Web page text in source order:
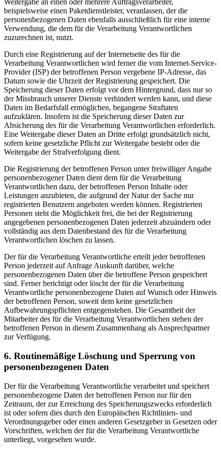
Weitergabe an einen oder mehrere Auftragsverarbeiter,
beispielsweise einen Paketdienstleister, veranlassen, der die
personenbezogenen Daten ebenfalls ausschließlich für eine interne
Verwendung, die dem für die Verarbeitung Verantwortlichen
zuzurechnen ist, nutzt.
Durch eine Registrierung auf der Internetseite des für die
Verarbeitung Verantwortlichen wird ferner die vom Internet-Service-
Provider (ISP) der betroffenen Person vergebene IP-Adresse, das
Datum sowie die Uhrzeit der Registrierung gespeichert. Die
Speicherung dieser Daten erfolgt vor dem Hintergrund, dass nur so
der Missbrauch unserer Dienste verhindert werden kann, und diese
Daten im Bedarfsfall ermöglichen, begangene Straftaten
aufzuklären. Insofern ist die Speicherung dieser Daten zur
Absicherung des für die Verarbeitung Verantwortlichen erforderlich.
Eine Weitergabe dieser Daten an Dritte erfolgt grundsätzlich nicht,
sofern keine gesetzliche Pflicht zur Weitergabe besteht oder die
Weitergabe der Strafverfolgung dient.
Die Registrierung der betroffenen Person unter freiwilliger Angabe
personenbezogener Daten dient dem für die Verarbeitung
Verantwortlichen dazu, der betroffenen Person Inhalte oder
Leistungen anzubieten, die aufgrund der Natur der Sache nur
registrierten Benutzern angeboten werden können. Registrierten
Personen steht die Möglichkeit frei, die bei der Registrierung
angegebenen personenbezogenen Daten jederzeit abzuändern oder
vollständig aus dem Datenbestand des für die Verarbeitung
Verantwortlichen löschen zu lassen.
Der für die Verarbeitung Verantwortliche erteilt jeder betroffenen
Person jederzeit auf Anfrage Auskunft darüber, welche
personenbezogenen Daten über die betroffene Person gespeichert
sind. Ferner berichtigt oder löscht der für die Verarbeitung
Verantwortliche personenbezogene Daten auf Wunsch oder Hinweis
der betroffenen Person, soweit dem keine gesetzlichen
Aufbewahrungspflichten entgegenstehen. Die Gesamtheit der
Mitarbeiter des für die Verarbeitung Verantwortlichen stehen der
betroffenen Person in diesem Zusammenhang als Ansprechpartner
zur Verfügung.
6. Routinemäßige Löschung und Sperrung von
personenbezogenen Daten
Der für die Verarbeitung Verantwortliche verarbeitet und speichert
personenbezogene Daten der betroffenen Person nur für den
Zeitraum, der zur Erreichung des Speicherungszwecks erforderlich
ist oder sofern dies durch den Europäischen Richtlinien- und
Verordnungsgeber oder einen anderen Gesetzgeber in Gesetzen oder
Vorschriften, welchen der für die Verarbeitung Verantwortliche
unterliegt, vorgesehen wurde.